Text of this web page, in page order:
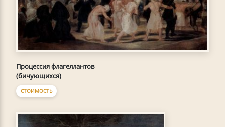
Процессия флагеллантов
(бичующихся)
СТОИМОСТЬ